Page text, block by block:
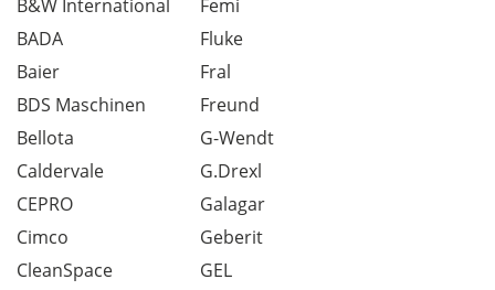
B&W International
BADA
Baier
BDS Maschinen
Bellota
Caldervale
CEPRO
Cimco
CleanSpace
Femi
Fluke
Fral
Freund
G-Wendt
G.Drexl
Galagar
Geberit
GEL